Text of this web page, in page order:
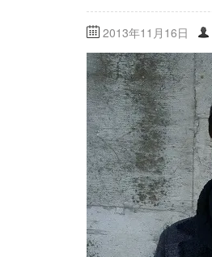
2013年11月16日